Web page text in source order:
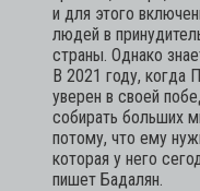
и для этого
людей в
страны. Однако
В 2021 году, когда
уверен в своей
собирать больших
потому, что ему
которая у него
пишет Бадалян.